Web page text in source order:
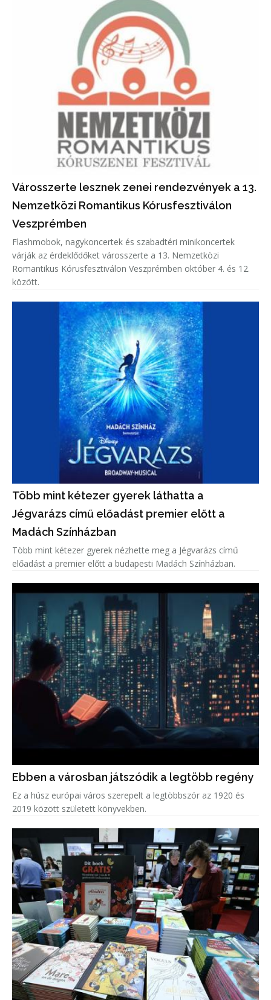
Városszerte lesznek zenei rendezvények a 13.
Nemzetközi Romantikus Kórusfesztiválon
Veszprémben
Flashmobok, nagykoncertek és szabadtéri minikoncertek
várják az érdeklődőket városszerte a 13. Nemzetközi
Romantikus Kórusfesztiválon Veszprémben október 4. és 12.
között.
Több mint kétezer gyerek láthatta a
Jégvarázs című előadást premier előtt a
Madách Színházban
Több mint kétezer gyerek nézhette meg a Jégvarázs című
előadást a premier előtt a budapesti Madách Színházban.
Ebben a városban játszódik a legtöbb regény
Ez a húsz európai város szerepelt a legtöbbször az 1920 és
2019 között született könyvekben.